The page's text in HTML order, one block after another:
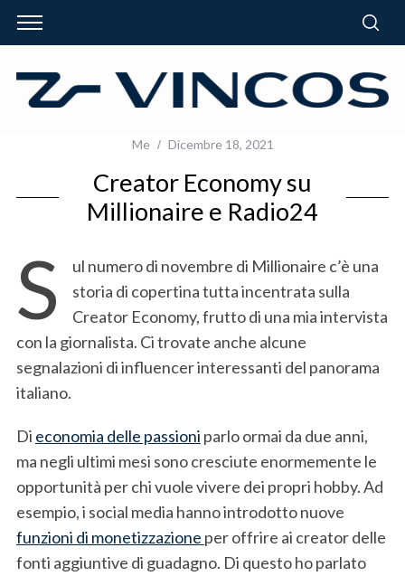
Me Dicembre 18, 2021
Creator Economy su
Millionaire e Radio24
S
ul numero di novembre di Millionaire c’è una
storia di copertina tutta incentrata sulla
Creator Economy, frutto di una mia intervista
con la giornalista. Ci trovate anche alcune
segnalazioni di influencer interessanti del panorama
italiano.
Di economia delle passioni parlo ormai da due anni,
ma negli ultimi mesi sono cresciute enormemente le
opportunità per chi vuole vivere dei propri hobby. Ad
esempio, i social media hanno introdotto nuove
funzioni di monetizzazione per offrire ai creator delle
fonti aggiuntive di guadagno. Di questo ho parlato